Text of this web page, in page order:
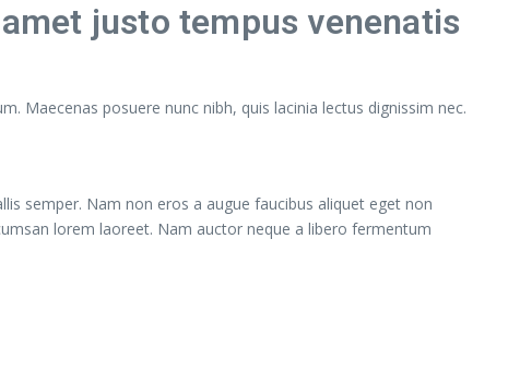
justo tempus venenatis
Maecenas posuere nunc nibh, quis lacinia lectus dignissim nec.
semper. Nam non eros a augue faucibus aliquet eget non
lorem laoreet. Nam auctor neque a libero fermentum